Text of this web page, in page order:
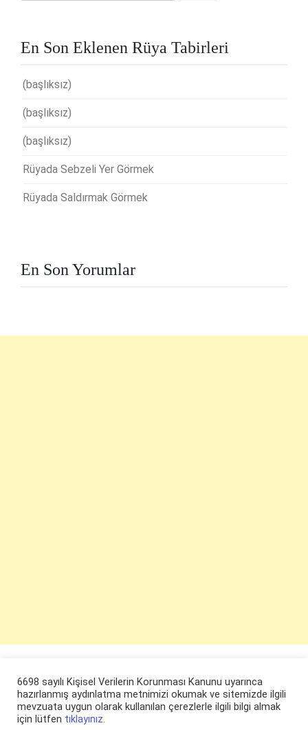
En Son Eklenen Rüya Tabirleri
(başlıksız)
(başlıksız)
(başlıksız)
Rüyada Sebzeli Yer Görmek
Rüyada Saldırmak Görmek
En Son Yorumlar
6698 sayılı Kişisel Verilerin Korunması Kanunu uyarınca
hazırlanmış aydınlatma metnimizi okumak ve sitemizde ilgili
mevzuata uygun olarak kullanılan çerezlerle ilgili bilgi almak
için lütfen tıklayınız.